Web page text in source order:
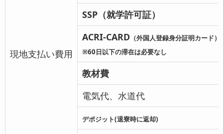
現地支払い費用
SSP（就学許可証）
ACRI-CARD（外国人登録身分証明カード）
※60日以下の滞在は必要なし
教材費
電気代、水道代
デポジット(退寮時に返却)